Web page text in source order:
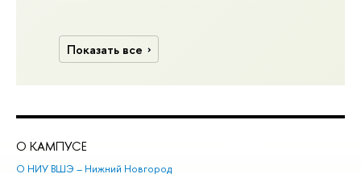
Показать все
О КАМПУСЕ
О НИУ ВШЭ – Нижний Новгород